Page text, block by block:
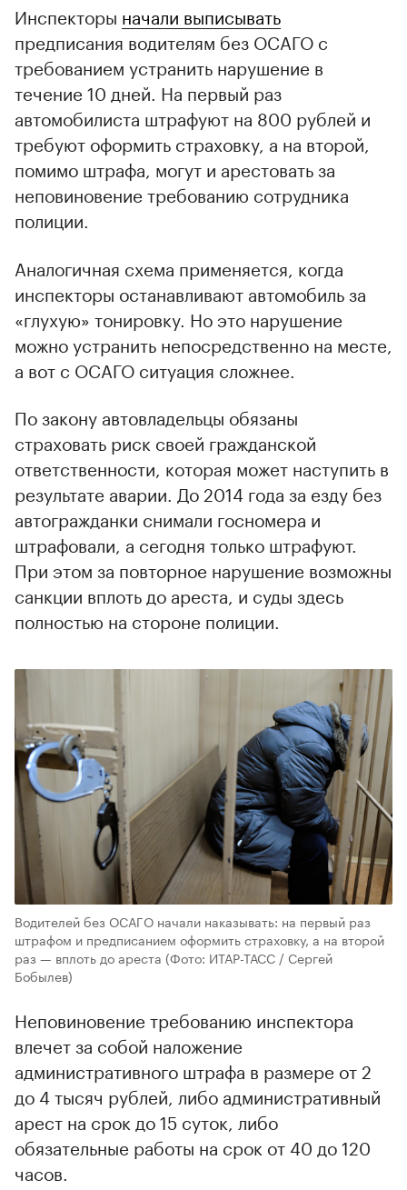
Инспекторы начали выписывать
предписания водителям без ОСАГО с
требованием устранить нарушение в
течение 10 дней. На первый раз
автомобилиста штрафуют на 800 рублей и
требуют оформить страховку, а на второй,
помимо штрафа, могут и арестовать за
неповиновение требованию сотрудника
полиции.
00:00 / 00:00
Аналогичная схема применяется, когда
инспекторы останавливают автомобиль за
«глухую» тонировку. Но это нарушение
можно устранить непосредственно на месте,
а вот с ОСАГО ситуация сложнее.
По закону автовладельцы обязаны
страховать риск своей гражданской
ответственности, которая может наступить в
результате аварии. До 2014 года за езду без
автогражданки снимали госномера и
штрафовали, а сегодня только штрафуют.
При этом за повторное нарушение возможны
санкции вплоть до ареста, и суды здесь
полностью на стороне полиции.
Водителей без ОСАГО начали наказывать: на первый раз
штрафом и предписанием оформить страховку, а на второй
раз — вплоть до ареста (Фото: ИТАР-ТАСС / Сергей
Бобылев)
Неповиновение требованию инспектора
влечет за собой наложение
административного штрафа в размере от 2
до 4 тысяч рублей, либо административный
арест на срок до 15 суток, либо
обязательные работы на срок от 40 до 120
часов.